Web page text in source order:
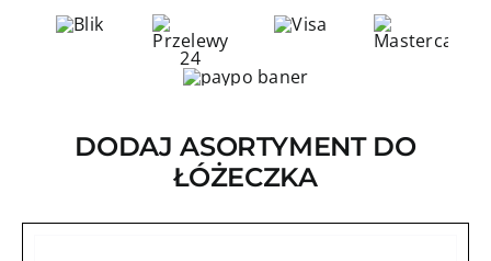
z
ochraniaczem
poduszkowym
boy
niebieskie
DODAJ ASORTYMENT DO
ŁÓŻECZKA